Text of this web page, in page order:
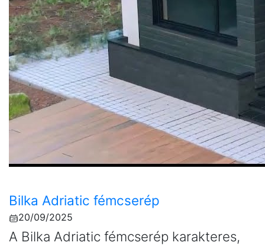
Bilka Adriatic fémcserép
20/09/2025
A Bilka Adriatic fémcserép karakteres,